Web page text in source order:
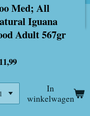
Med; All
Iguana
Adult 567gr
In
winkelwagen